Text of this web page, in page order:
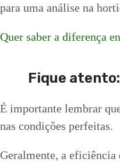
para uma análise na
Quer saber a diferença
Fique
É importante lembrar
nas condições perfeitas.
Geralmente, a eficiência